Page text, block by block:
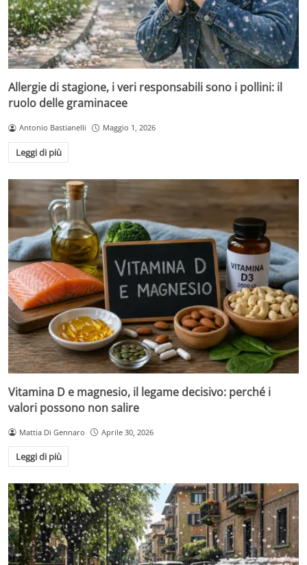
Allergie di stagione, i veri responsabili sono i pollini: il
ruolo delle graminacee
Antonio Bastianelli Maggio 1, 2026
Leggi di più
Vitamina D e magnesio, il legame decisivo: perché i
valori possono non salire
Mattia Di Gennaro Aprile 30, 2026
Leggi di più